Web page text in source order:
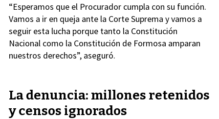
“Esperamos que el Procurador cumpla con su función.
Vamos a ir en queja ante la Corte Suprema y vamos a
seguir esta lucha porque tanto la Constitución
Nacional como la Constitución de Formosa amparan
nuestros derechos”, aseguró.
La denuncia: millones retenidos
y censos ignorados